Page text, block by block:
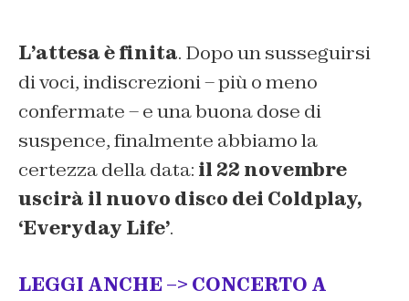
L’attesa è finita. Dopo un susseguirsi
di voci, indiscrezioni – più o meno
confermate – e una buona dose di
suspence, finalmente abbiamo la
certezza della data: il 22 novembre
uscirà il nuovo disco dei Coldplay,
‘Everyday Life’.
LEGGI ANCHE –> CONCERTO A